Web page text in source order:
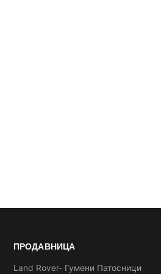
ПРОДАВНИЦА
Land Rover- Гумени Патосници